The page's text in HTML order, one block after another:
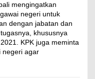
mengingatkan
negeri untuk
dengan jabatan dan
khususnya
KPK juga meminta
negeri agar